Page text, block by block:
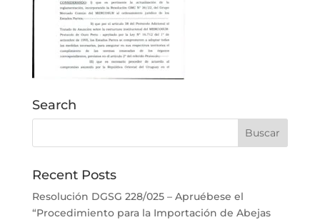
Search
Recent Posts
Resolución DGSG 228/025 – Apruébese el
“Procedimiento para la Importación de Abejas